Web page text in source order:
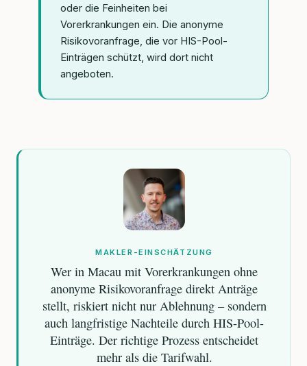
oder die Feinheiten bei
Vorerkrankungen ein. Die anonyme
Risikovoranfrage, die vor HIS-Pool-
Einträgen schützt, wird dort nicht
angeboten.
MAKLER-EINSCHÄTZUNG
Wer in Macau mit Vorerkrankungen ohne
anonyme Risikovoranfrage direkt Anträge
stellt, riskiert nicht nur Ablehnung – sondern
auch langfristige Nachteile durch HIS-Pool-
Einträge. Der richtige Prozess entscheidet
mehr als die Tarifwahl.